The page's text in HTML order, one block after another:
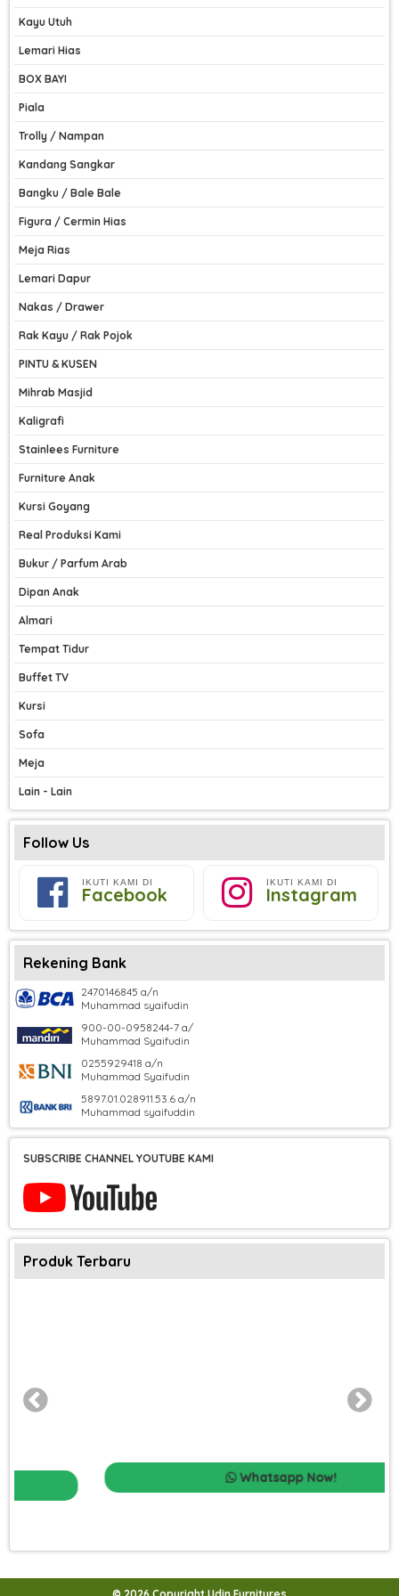
Kayu Utuh
Lemari Hias
BOX BAYI
Piala
Trolly / Nampan
Kandang Sangkar
Bangku / Bale Bale
Figura / Cermin Hias
Meja Rias
Lemari Dapur
Nakas / Drawer
Rak Kayu / Rak Pojok
PINTU & KUSEN
Mihrab Masjid
Kaligrafi
Stainlees Furniture
Furniture Anak
Kursi Goyang
Real Produksi Kami
Bukur / Parfum Arab
Dipan Anak
Almari
Tempat Tidur
Buffet TV
Kursi
Sofa
Meja
Lain - Lain
Follow Us
IKUTI KAMI DI
Facebook
IKUTI KAMI DI
Instagram
Rekening Bank
2470146845 a/n
Muhammad syaifudin
900-00-0958244-7 a/
Muhammad Syaifudin
0255929418 a/n
Muhammad Syaifudin
5897.01.028911.53.6 a/n
Muhammad syaifuddin
SUBSCRIBE CHANNEL YOUTUBE KAMI
Produk Terbaru
Whatsapp Now!